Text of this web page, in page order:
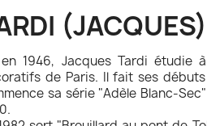
(JACQUES)
1946, Jacques Tardi étudie
de Paris. Il fait ses
sa série "Adèle Blanc-